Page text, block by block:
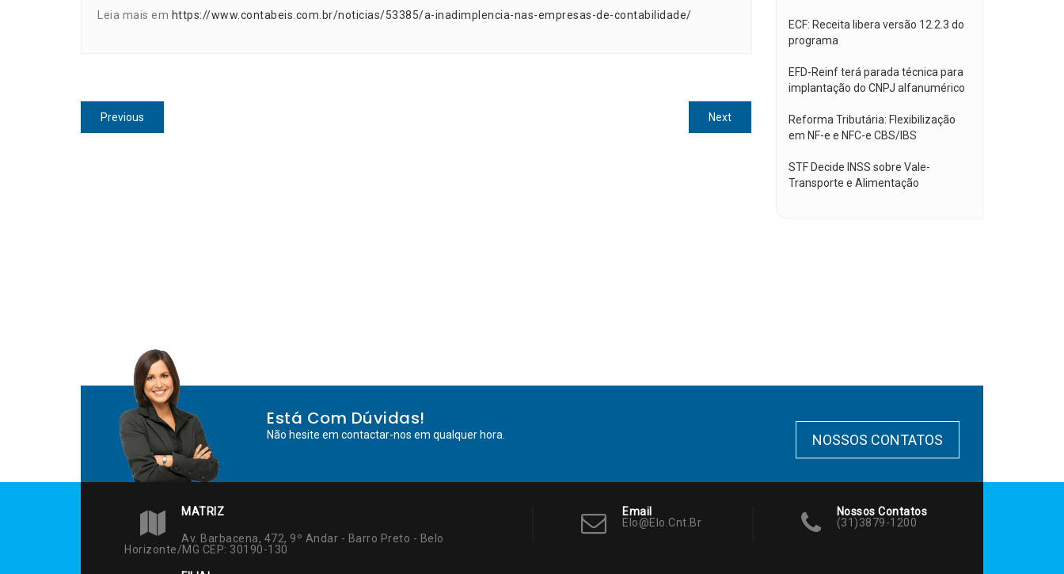
Leia mais em https://www.contabeis.com.br/noticias/53385/a-inadimplencia-nas-empresas-de-contabilidade/
Navegação
de
Previous
post:
NextNext
post:
ECF: Receita libera versão 12.2.3 do
programa
EFD-Reinf terá parada técnica para
implantação do CNPJ alfanumérico
Reforma Tributária: Flexibilização
em NF-e e NFC-e CBS/IBS
STF Decide INSS sobre Vale-
Transporte e Alimentação
Está Com Dúvidas!
Não hesite em contactar-nos em qualquer hora. NOSSOS CONTATOS
MATRIZ
Av. Barbacena, 472, 9º Andar - Barro Preto - Belo
Horizonte/MG CEP: 30190-130
Email
Elo@elo.cnt.br
Nossos Contatos
(31)3879-1200